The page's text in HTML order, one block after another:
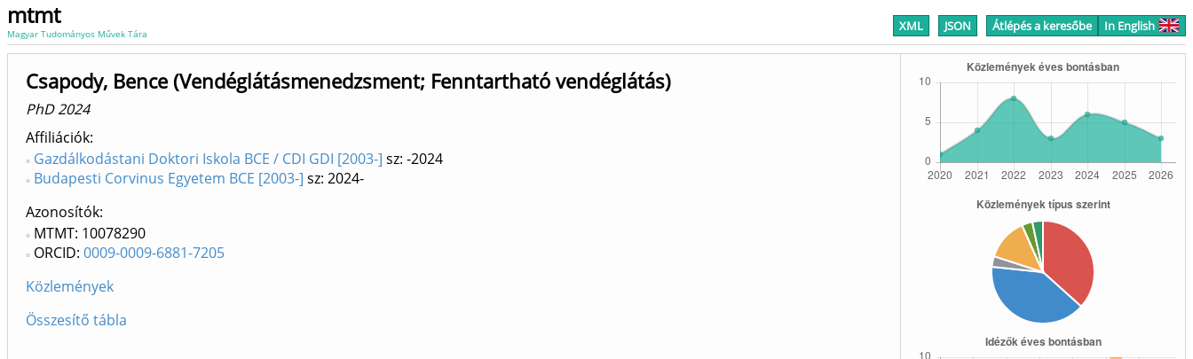
mtmt
Magyar Tudományos Művek Tára XML JSON Átlépés a keresőbe In English
Csapody, Bence (Vendéglátásmenedzsment; Fenntartható vendéglátás)
PhD 2024
Affiliációk
Gazdálkodástani Doktori Iskola BCE / CDI GDI [2003-] sz: -2024
Budapesti Corvinus Egyetem BCE [2003-] sz: 2024-
Azonosítók
MTMT: 10078290
ORCID: 0009-0009-6881-7205
Közlemények
Összesítő tábla